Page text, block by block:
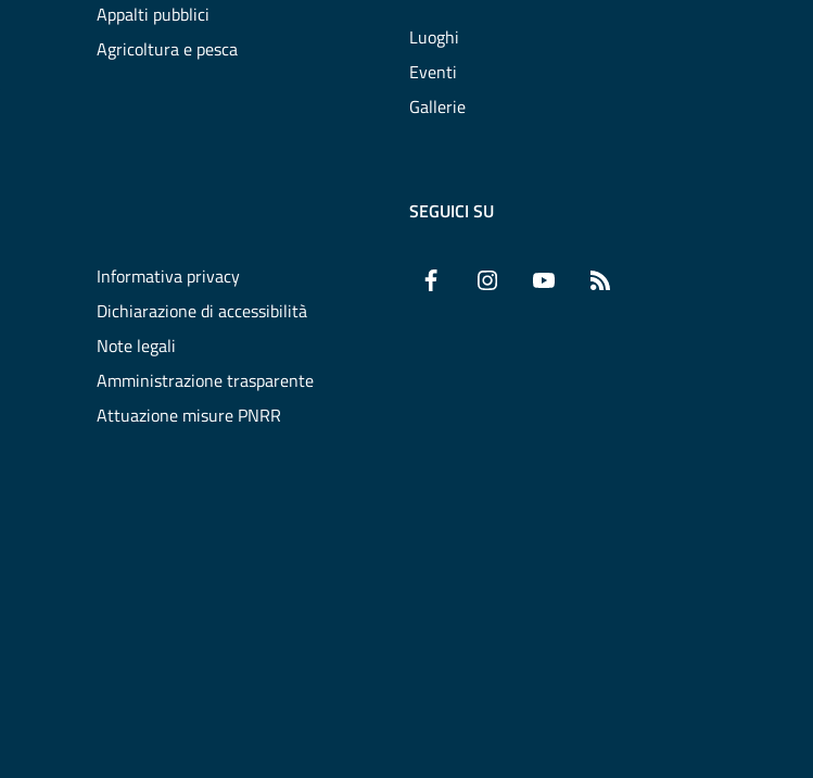
Appalti pubblici
Agricoltura e pesca
Luoghi
Eventi
Gallerie
Informativa privacy
Dichiarazione di accessibilità
Note legali
Amministrazione trasparente
Attuazione misure PNRR
SEGUICI SU
Facebook InstagramYouTube